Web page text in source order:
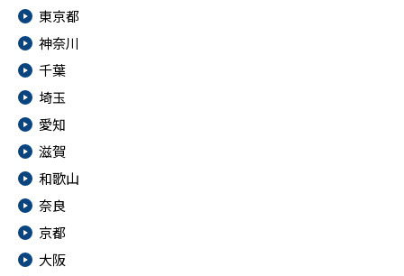
東京都
神奈川
千葉
埼玉
愛知
滋賀
和歌山
奈良
京都
大阪